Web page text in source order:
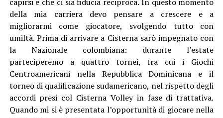
della mia carriera devo pensare a crescere e a
migliorarmi come giocatore, svolgendo tutto con
umiltà. Prima di arrivare a Cisterna sarò impegnato con
la Nazionale colombiana: durante l’estate
parteciperemo a quattro tornei, tra cui i Giochi
Centroamericani nella Repubblica Dominicana e il
torneo di qualificazione sudamericano, nel rispetto degli
accordi presi col Cisterna Volley in fase di trattativa.
Quando mi si è presentata l’opportunità di giocare nella